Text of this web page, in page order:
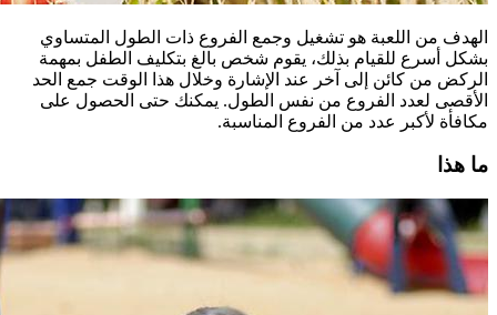
الهدف من اللعبة هو تشغيل وجمع الفروع ذات الطول المتساوي
بشكل أسرع للقيام بذلك، يقوم شخص بالغ بتكليف الطفل بمهمة
الركض من كائن إلى آخر عند الإشارة وخلال هذا الوقت جمع الحد
الأقصى لعدد الفروع من نفس الطول. يمكنك حتى الحصول على
مكافأة لأكبر عدد من الفروع المناسبة.
ما هذا